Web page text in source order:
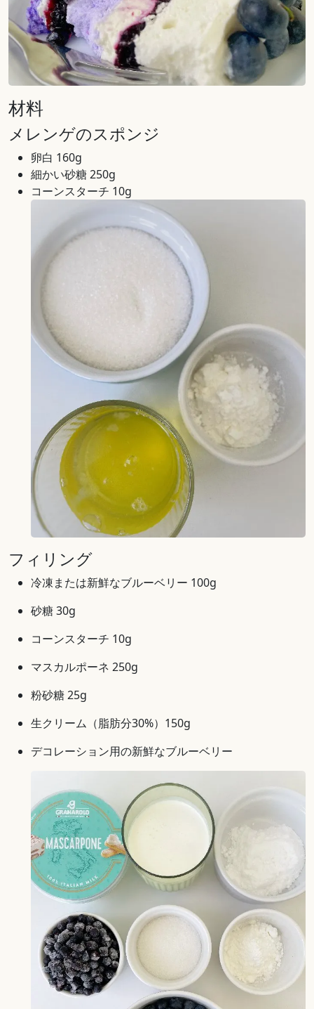
材料
メレンゲのスポンジ
卵白 160g
細かい砂糖 250g
コーンスターチ 10g
フィリング
冷凍または新鮮なブルーベリー 100g
砂糖 30g
コーンスターチ 10g
マスカルポーネ 250g
粉砂糖 25g
生クリーム（脂肪分30%）150g
デコレーション用の新鮮なブルーベリー